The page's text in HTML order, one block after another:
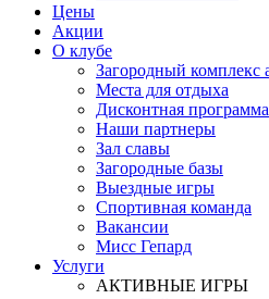
Цены
Акции
О клубе
Загородный комплекс
Места для отдыха
Дисконтная программа
Наши партнеры
Зал славы
Загородные базы
Выездные игры
Спортивная команда
Вакансии
Мисс Гепард
Услуги
АКТИВНЫЕ ИГРЫ